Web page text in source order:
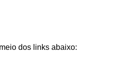
dos links abaixo: